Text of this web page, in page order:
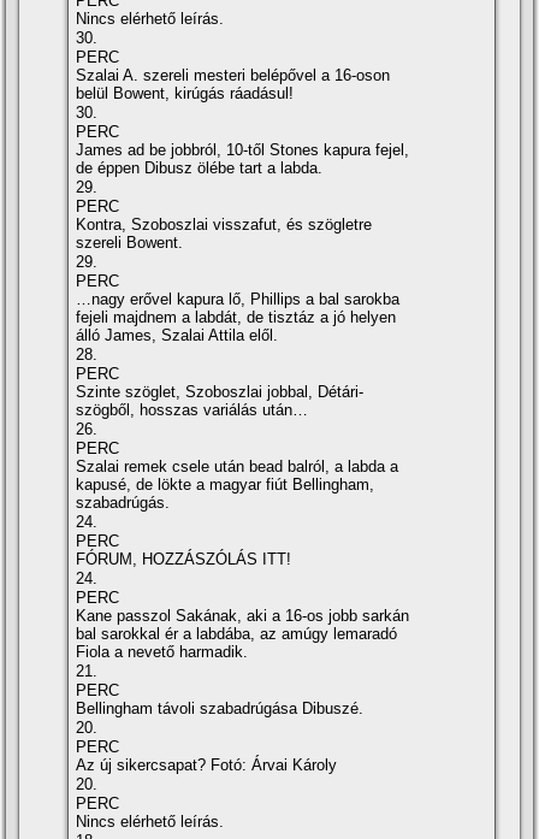
Nincs elérhető leírás.
30.
PERC
Szalai A. szereli mesteri belépővel a 16-oson
belül Bowent, kirúgás ráadásul!
30.
PERC
James ad be jobbról, 10-től Stones kapura fejel,
de éppen Dibusz ölébe tart a labda.
29.
PERC
Kontra, Szoboszlai visszafut, és szögletre
szereli Bowent.
29.
PERC
…nagy erővel kapura lő, Phillips a bal sarokba
fejeli majdnem a labdát, de tisztáz a jó helyen
álló James, Szalai Attila elől.
28.
PERC
Szinte szöglet, Szoboszlai jobbal, Détári-
szögből, hosszas variálás után…
26.
PERC
Szalai remek csele után bead balról, a labda a
kapusé, de lökte a magyar fiút Bellingham,
szabadrúgás.
24.
PERC
FÓRUM, HOZZÁSZÓLÁS ITT!
24.
PERC
Kane passzol Sakának, aki a 16-os jobb sarkán
bal sarokkal ér a labdába, az amúgy lemaradó
Fiola a nevető harmadik.
21.
PERC
Bellingham távoli szabadrúgása Dibuszé.
20.
PERC
Az új sikercsapat? Fotó: Árvai Károly
20.
PERC
Nincs elérhető leírás.